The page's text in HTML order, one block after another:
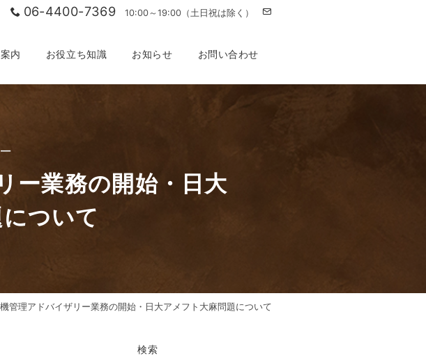
06-4400-7369 10:00～19:00（土日祝は除く）
内 お役立ち知識 お知らせ お問い合わせ
—
ー業務の開始・日大
ついて
管理アドバイザリー業務の開始・日大アメフト大麻問題について
検索